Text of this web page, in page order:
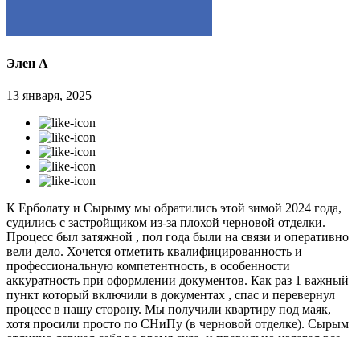
Элен А
13 января, 2025
К Ерболату и Сырыму мы обратились этой зимой 2024 года,
судились с застройщиком из-за плохой черновой отделки.
Процесс был затяжной , пол года были на связи и оперативно
вели дело. Хочется отметить квалифицированность и
профессиональную компетентность, в особенности
аккуратность при оформлении документов. Как раз 1 важный
пункт который включили в документах , спас и перевернул
процесс в нашу сторону. Мы получили квартиру под маяк,
хотя просили просто по СНиПу (в черновой отделке). Сырым